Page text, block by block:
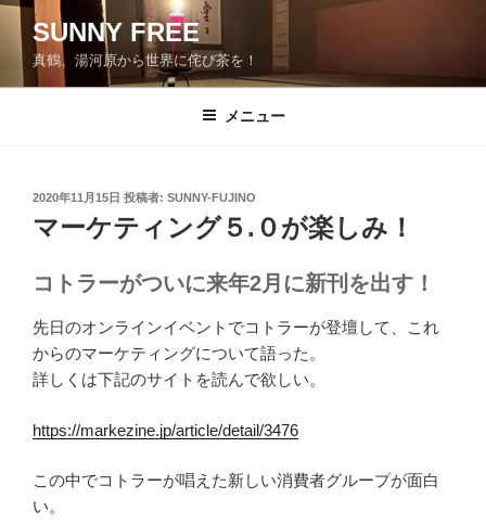
コ
ン
SUNNY FREE
真鶴、湯河原から世界に侘び茶を！
メニュー
投
日:
2020年11月15日 投稿者: SUNNY-FUJINO
マーケティング５.０が楽しみ！
コトラーがついに来年2月に新刊を出す！
先日のオンラインイベントでコトラーが登壇して、これ
からのマーケティングについて語った。
詳しくは下記のサイトを読んで欲しい。
https://markezine.jp/article/detail/3476
この中でコトラーが唱えた新しい消費者グループが面白
い。